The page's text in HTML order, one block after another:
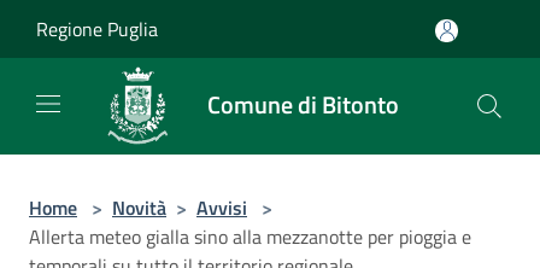
Regione Puglia
Comune di Bitonto
Home > Novità > Avvisi >
Allerta meteo gialla sino alla mezzanotte per pioggia e